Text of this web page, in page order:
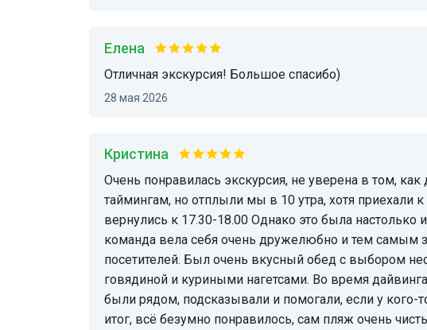
Елена
Отличная экскурсия! Большое спасибо)
28 мая 2026
Кристина
Очень понравилась экскурсия, не уверена в том, как должно было все происходить по
таймингам, но отплыли мы в 10 утра, хотя приехали к
вернулись к 17.30-18.00 Однако это была настолько
команда вела себя очень дружелюбно и тем самым
посетителей. Был очень вкусный обед с выбором
говядиной и куриными нагетсами. Во время
были рядом, подсказывали и помогали, если у кого-
итог, всё безумно понравилось, сам пляж очень